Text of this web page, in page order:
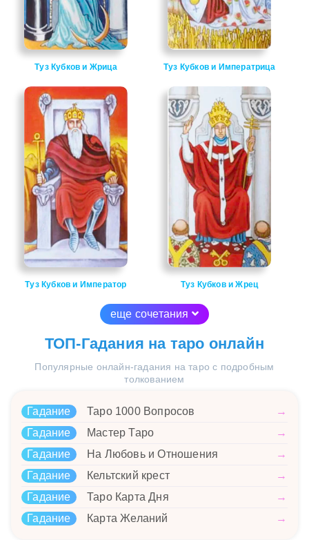
Туз Кубков и Жрица Туз Кубков и Императрица
Туз Кубков и Император Туз Кубков и Жрец
еще сочетания
ТОП-Гадания на таро онлайн
Популярные онлайн-гадания на таро с подробным
толкованием
Гадание Таро 1000 Вопросов
→
Гадание
Мастер Таро
→
Гадание
На Любовь и Отношения
→
Гадание
Кельтский крест
→
Гадание
Таро Карта Дня
→
Гадание
Карта Желаний →